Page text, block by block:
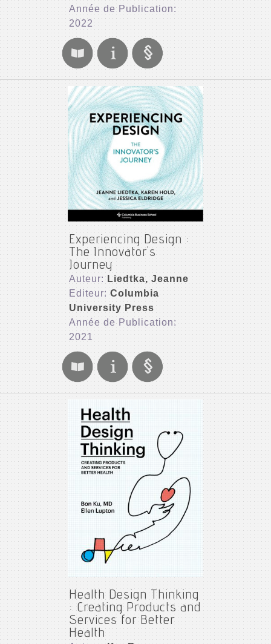
Année de Publication:
2022
Experiencing Design :
The Innovator's
Journey
Auteur: Liedtka, Jeanne
Editeur:Columbia
University Press
Année de Publication:
2021
Health Design Thinking
: Creating Products and
Services for Better
Health